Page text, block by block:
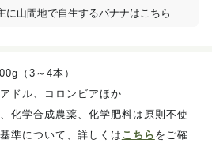
に山間地で自生するバナナはこちら
（3～4本）
ドル、コロンビアほか
化学合成農薬、化学肥料は原則不使
準について、詳しくは こちら をご確